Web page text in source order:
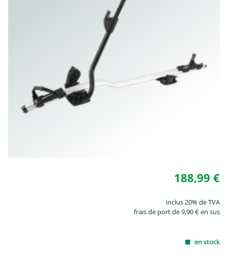
188,99 €
inclus 20% de TVA
frais de port de 9,90 € en sus
en stock